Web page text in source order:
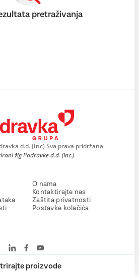
proizvode
pretraživanja
d.d. (Inc) Sva prava pridržana
žig Podravke d.d. (Inc.)
O nama
Kontaktirajte nas
Zaštita privatnosti
Postavke kolačića